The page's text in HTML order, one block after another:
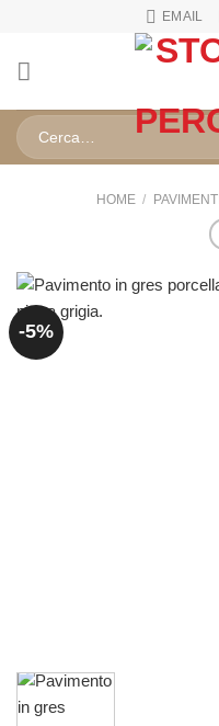
contenuti
EMAIL
Cerca:
HOME / PAVIMENTI
-5%